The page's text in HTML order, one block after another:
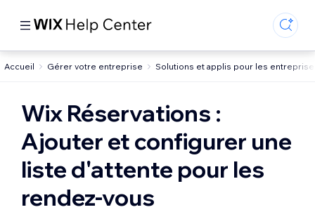
Accueil Gérer votre entreprise Solutions et applis pour les
Wix Réservations :
Ajouter et configurer une
liste d'attente pour les
rendez-vous